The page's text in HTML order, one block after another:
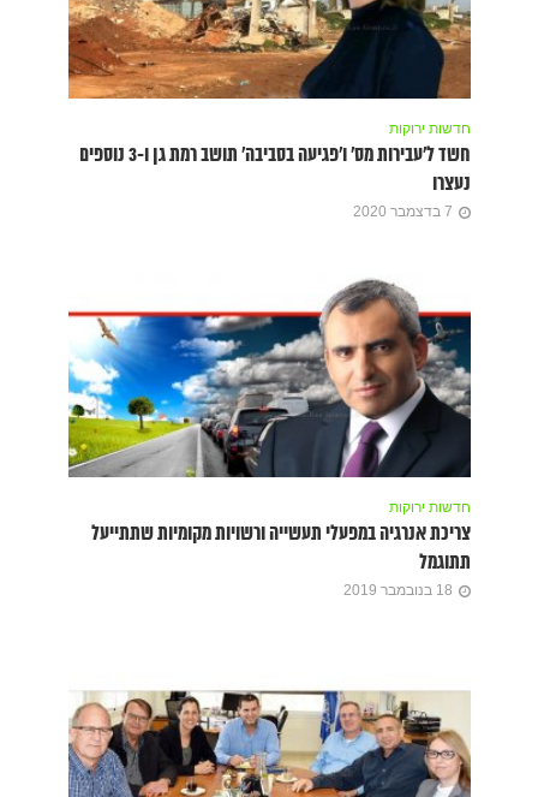
חדשות ירוקות
חשד ל’עבירות מס’ ו’פגיעה בסביבה’ תושב רמת גן ו-3 נוספים
נעצרו
7 בדצמבר 2020
חדשות ירוקות
צריכת אנרגיה במפעלי תעשייה ורשויות מקומיות שתתייעל
תתוגמל
18 בנובמבר 2019